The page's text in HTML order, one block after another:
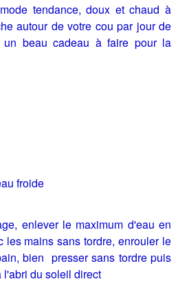
tendance, doux et chaud à
autour de votre cou par jour de
beau cadeau à faire pour la
froide
enlever le maximum d'eau en
les mains sans tordre, enrouler le
bien presser sans tordre puis
l'abri du soleil direct